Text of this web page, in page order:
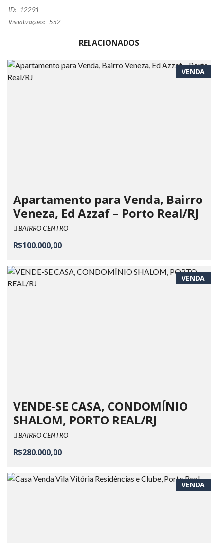
ID:
12291
Visualizações: 552
RELACIONADOS
VENDA
Apartamento para Venda, Bairro
Veneza, Ed Azzaf – Porto Real/RJ
BAIRRO CENTRO
R$100.000,00
VENDA
VENDE-SE CASA, CONDOMÍNIO
SHALOM, PORTO REAL/RJ
BAIRRO CENTRO
R$280.000,00
VENDA